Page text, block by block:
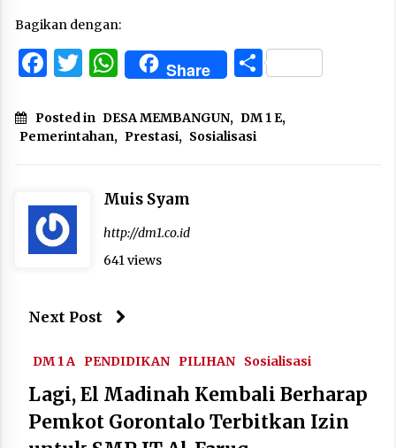
Bagikan dengan:
Facebook
Twitter
WhatsApp
Share Share
Posted in DESA MEMBANGUN, DM 1 E,
Pemerintahan, Prestasi, Sosialisasi
Muis Syam
http://dm1.co.id
641 views
Next Post
DM 1 A PENDIDIKAN PILIHAN Sosialisasi
Lagi, El Madinah Kembali Berharap
Pemkot Gorontalo Terbitkan Izin